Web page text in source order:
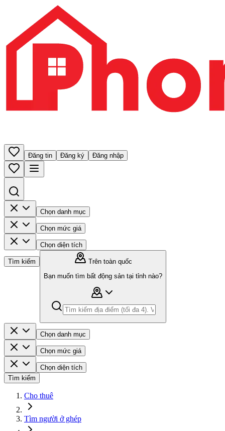
Đăng tin Đăng ký Đăng nhập
Chọn danh mục
Chọn mức giá
Chọn diện tích
Tìm kiếm
Trên toàn quốc
Bạn muốn tìm bất động sản tại tỉnh nào?
Chọn danh mục
Chọn mức giá
Chọn diện tích
Tìm kiếm
Cho thuê
Tìm người ở ghép